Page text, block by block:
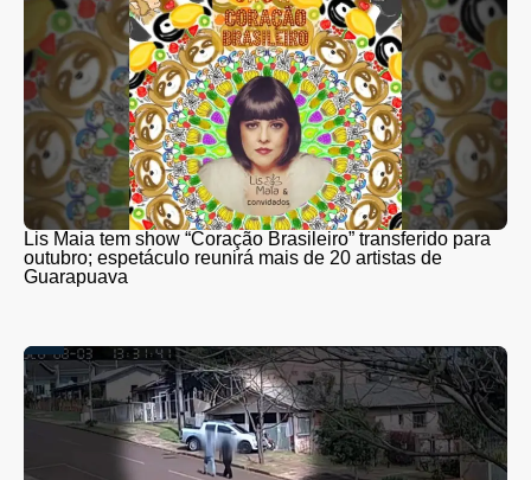
Lis Maia tem show “Coração Brasileiro” transferido para
outubro; espetáculo reunirá mais de 20 artistas de
Guarapuava